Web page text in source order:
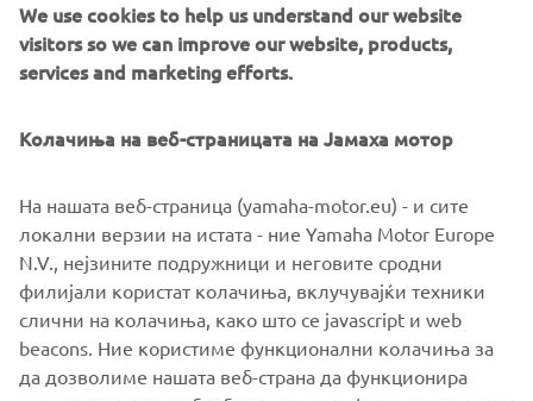
finish their sea adventure, the children's faces shine with
the big smiles only this rare mix of relief and achievement
can bring.
©Yamaha Motor Europe N.V. / Yamaha Motor Co., Ltd.
The information and/or imagery on these webpages may
never be used for commercial or non-commercial
purposes without the explicit written consent of Yamaha
Motor Europe N.V. and/or Yamaha Motor Co., Ltd.
Always ride in a safe manner and obey all local road laws.
We use cookies to help us understand our website
visitors so we can improve our website, products,
services and marketing efforts.
Колачиња на веб-страницата на Јамаха мотор
На нашата веб-страница (yamaha-motor.eu) - и сите
локални верзии на истата - ние Yamaha Motor Europe
N.V., нејзините подружници и неговите сродни
филијали користат колачиња, вклучувајќи техники
слични на колачиња, како што се javascript и web
beacons. Ние користиме функционални колачиња за
да дозволиме нашата веб-страна да функционира